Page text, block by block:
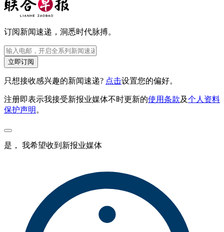
订阅新闻速递，洞悉时代脉搏。
立即订阅
只想接收感兴趣的新闻速递? 点击设置您的偏好。
注册即表示我接受新报业媒体不时更新的使用条款及个人资料
保护声明 。
是， 我希望收到新报业媒体